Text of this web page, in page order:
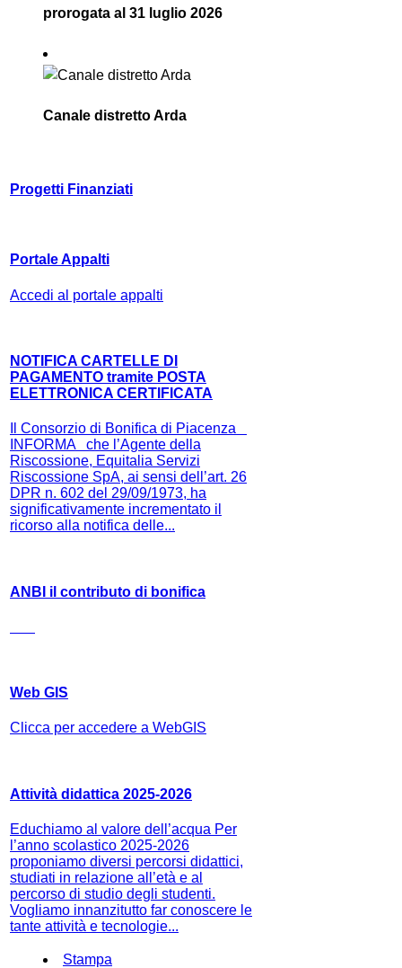
prorogata al 31 luglio 2026
Canale distretto Arda
Progetti Finanziati
Portale Appalti
Accedi al portale appalti
NOTIFICA CARTELLE DI
PAGAMENTO tramite POSTA
ELETTRONICA CERTIFICATA
Il Consorzio di Bonifica di Piacenza
INFORMA che l’Agente della
Riscossione, Equitalia Servizi
Riscossione SpA, ai sensi dell’art. 26
DPR n. 602 del 29/09/1973, ha
significativamente incrementato il
ricorso alla notifica delle...
ANBI il contributo di bonifica
Web GIS
Clicca per accedere a WebGIS
Attività didattica 2025-2026
Educhiamo al valore dell’acqua Per
l’anno scolastico 2025-2026
proponiamo diversi percorsi didattici,
studiati in relazione all’età e al
percorso di studio degli studenti.
Vogliamo innanzitutto far conoscere le
tante attività e tecnologie...
Stampa